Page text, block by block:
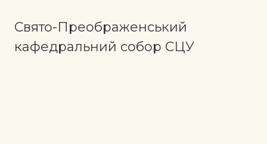
Свято-Преображенський
кафедральний собор СЦУ